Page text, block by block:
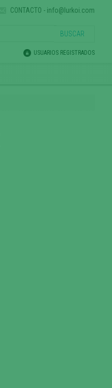
CONTACTO - info@lurkoi.com
USUARIOS REGISTRADOS